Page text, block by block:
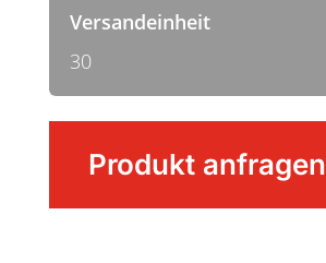
MoppProdukt anfragen
Versandeinheit
30